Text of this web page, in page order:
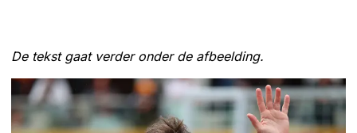
De tekst gaat verder onder de afbeelding.